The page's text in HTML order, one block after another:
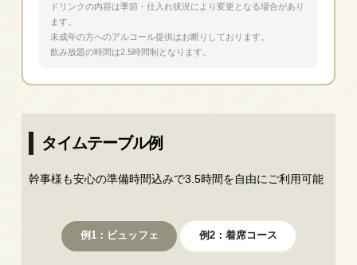
ドリンクの内容は季節・仕入れ状況により変更となる場合があり
ます。
未成年の方へのアルコール提供はお断りしております。
飲み放題の時間は2.5時間制となります。
タイムテーブル例
幹事様も安心の準備時間込みで3.5時間を自由にご利用可能
例1：ビュッフェ 例2：着席コース